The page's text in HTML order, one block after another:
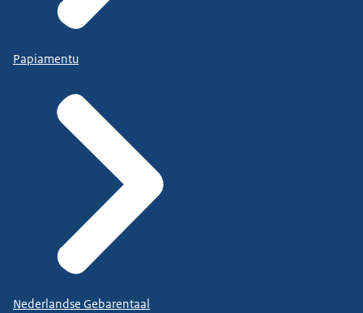
Papiamentu
Nederlandse Gebarentaal